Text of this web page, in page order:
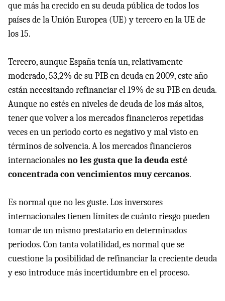
que más ha crecido en su deuda pública de todos los
países de la Unión Europea (UE) y tercero en la UE de
los 15.
Tercero, aunque España tenía un, relativamente
moderado, 53,2% de su PIB en deuda en 2009, este año
están necesitando refinanciar el 19% de su PIB en deuda.
Aunque no estés en niveles de deuda de los más altos,
tener que volver a los mercados financieros repetidas
veces en un periodo corto es negativo y mal visto en
términos de solvencia. A los mercados financieros
internacionalesno les gusta que la deuda esté
concentrada con vencimientos muy cercanos.
Es normal que no les guste. Los inversores
internacionales tienen límites de cuánto riesgo pueden
tomar de un mismo prestatario en determinados
periodos. Con tanta volatilidad, es normal que se
cuestione la posibilidad de refinanciar la creciente deuda
y eso introduce más incertidumbre en el proceso.